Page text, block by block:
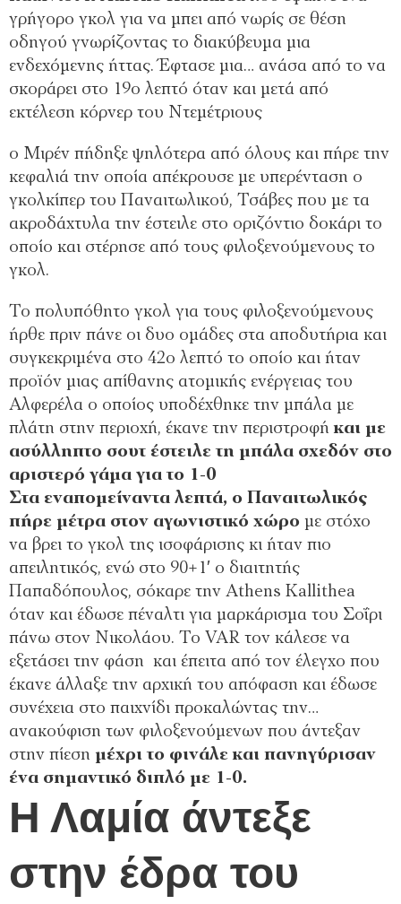
γρήγορο γκολ για να μπει από νωρίς σε θέση
οδηγού γνωρίζοντας το διακύβευμα μια
ενδεχόμενης ήττας. Έφτασε μια… ανάσα από το να
σκοράρει στο 19ο λεπτό όταν και μετά από
εκτέλεση κόρνερ του Ντεμέτριους
ο Μιρέν πήδηξε ψηλότερα από όλους και πήρε την
κεφαλιά την οποία απέκρουσε με υπερένταση ο
γκολκίπερ του Παναιτωλικού, Τσάβες που με τα
ακροδάχτυλα την έστειλε στο οριζόντιο δοκάρι το
οποίο και στέρησε από τους φιλοξενούμενους το
γκολ.
Το πολυπόθητο γκολ για τους φιλοξενούμενους
ήρθε πριν πάνε οι δυο ομάδες στα αποδυτήρια και
συγκεκριμένα στο 42ο λεπτό το οποίο και ήταν
προϊόν μιας απίθανης ατομικής ενέργειας του
Αλφερέλα ο οποίος υποδέχθηκε την μπάλα με
πλάτη στην περιοχή, έκανε την περιστροφήκαι με
ασύλληπτο σουτ έστειλε τη μπάλα σχεδόν στο
αριστερό γάμα για το 1-0
Στα εναπομείναντα λεπτά, ο Παναιτωλικός
πήρε μέτρα στον αγωνιστικό χώρο με στόχο
να βρει το γκολ της ισοφάρισης κι ήταν πιο
απειλητικός, ενώ στο 90+1′ ο διαιτητής
Παπαδόπουλος, σόκαρε την Athens Kallithea
όταν και έδωσε πέναλτι για μαρκάρισμα του Σοΐρι
πάνω στον Νικολάου. Το VAR τον κάλεσε να
εξετάσει την φάση και έπειτα από τον έλεγχο που
έκανε άλλαξε την αρχική του απόφαση και έδωσε
συνέχεια στο παιχνίδι προκαλώντας την…
ανακούφιση των φιλοξενούμενων που άντεξαν
στην πίεση μέχρι το φινάλε και πανηγύρισαν
ένα σημαντικό διπλό με 1-0.
Η Λαμία άντεξε
στην έδρα του